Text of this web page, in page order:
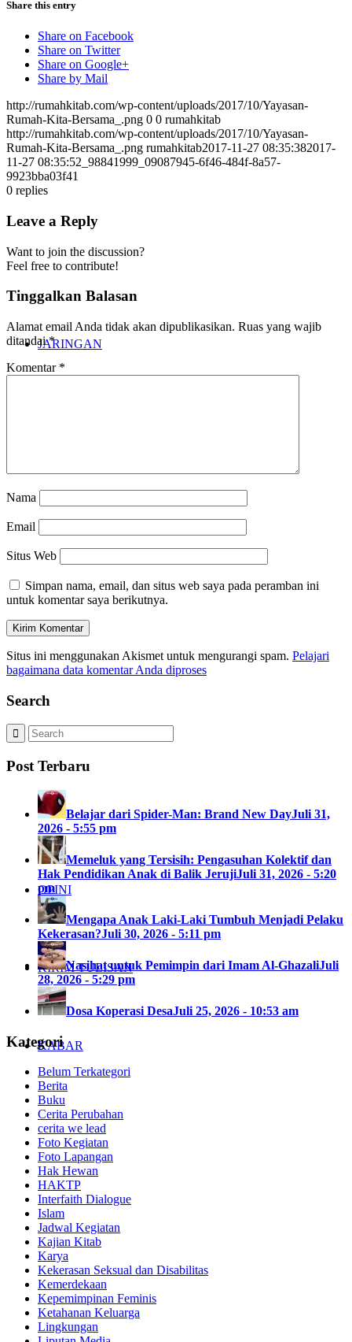
JARINGAN
OPINI
KIRIM TULISAN
KABAR
Share this entry
Share on Facebook
Share on Twitter
Share on Google+
Share by Mail
http://rumahkitab.com/wp-content/uploads/2017/10/Yayasan-
Rumah-Kita-Bersama_.png 0 0 rumahkitab
http://rumahkitab.com/wp-content/uploads/2017/10/Yayasan-
Rumah-Kita-Bersama_.png rumahkitab2017-11-27 08:35:382017-
11-27 08:35:52 _98841999_09087945-6f46-484f-8a57-
9923bba03f41
0 replies
Leave a Reply
Want to join the discussion?
Feel free to contribute!
Tinggalkan Balasan
Alamat email Anda tidak akan dipublikasikan. Ruas yang wajib
ditandai*
Komentar *
Nama
Email
Situs Web
Simpan nama, email, dan situs web saya pada peramban ini
untuk komentar saya berikutnya.
Situs ini menggunakan Akismet untuk mengurangi spam. Pelajari
bagaimana data komentar Anda diproses
Search
Post Terbaru
Belajar dari Spider-Man: Brand New DayJuli 31,
2026 - 5:55 pm
Memeluk yang Tersisih: Pengasuhan Kolektif dan
Hak Pendidikan Anak di Balik JerujiJuli 31, 2026 - 5:20
pm
Mengapa Anak Laki-Laki Tumbuh Menjadi Pelaku
Kekerasan?Juli 30, 2026 - 5:11 pm
Nasihat untuk Pemimpin dari Imam Al-GhazaliJuli
28, 2026 - 5:29 pm
Dosa Koperasi DesaJuli 25, 2026 - 10:53 am
Kategori
Belum Terkategori
Berita
Buku
Cerita Perubahan
cerita we lead
Foto Kegiatan
Foto Lapangan
Hak Hewan
HAKTP
Interfaith Dialogue
Islam
Jadwal Kegiatan
Kajian Kitab
Karya
Kekerasan Seksual dan Disabilitas
Kemerdekaan
Kepemimpinan Feminis
Ketahanan Keluarga
Lingkungan